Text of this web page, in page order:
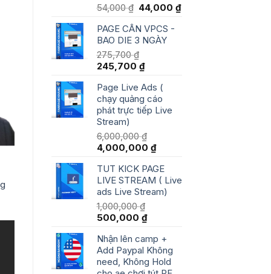
54,000₫ Giá
là:
54,000 ₫.
44,000 ₫Giá
PAGE CÂN VPCS -
BAO DIE 3 NGÀY
275,700₫
Giá
là:
275,700 ₫.
245,700 ₫Giá
tại
là:
245,700 ₫.
Page Live Ads (
chạy quảng cáo
phát trực tiếp Live
Stream)
6,000,000₫
Giá
là:
6,000,000 ₫.
4,000,000 ₫Giá
tại
là:
4,000,000 ₫.
TUT KICK PAGE
LIVE STREAM ( Live
ads Live Stream)
1,000,000₫
Giá
là:
1,000,000 ₫.
500,000 ₫Giá
tại
là:
500,000 ₫.
Nhận lên camp +
Add Paypal Không
need, Không Hold